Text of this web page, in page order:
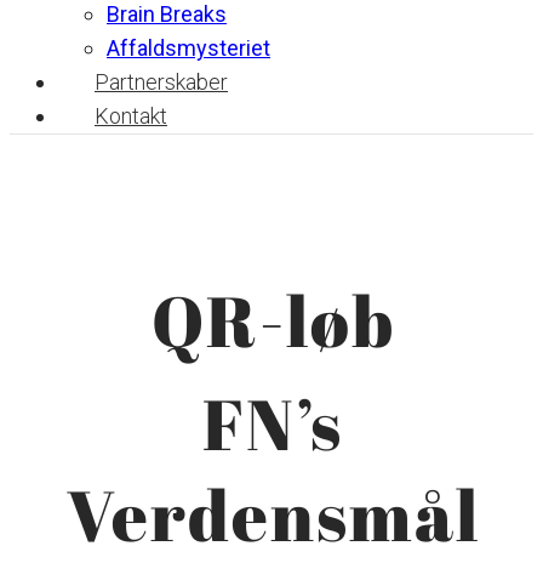
Brain Breaks
Affaldsmysteriet
Partnerskaber
Kontakt
QR-løb
FN’s
Verdensmål